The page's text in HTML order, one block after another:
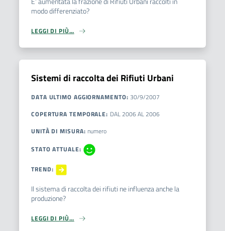
modo differenziato?
LEGGI DI PIÙ…
Sistemi di raccolta dei Rifiuti Urbani
DATA ULTIMO AGGIORNAMENTO: 30/9/2007
COPERTURA TEMPORALE: DAL 2006 AL 2006
UNITÀ DI MISURA: numero
STATO ATTUALE:
TREND:
Il sistema di raccolta dei rifiuti ne influenza anche la
produzione?
LEGGI DI PIÙ…